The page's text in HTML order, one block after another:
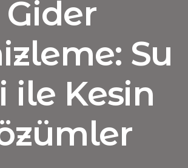
Gider
Su
ile Kesin